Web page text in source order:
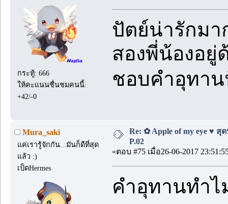
กระทู้: 666
ให้คะแนนชื่นชมคนนี้:
+42/-0
ปัตย์น่ารักม
สองพี่น้องอยู่
ชอบคำอุทา
Mura_saki
แค่เรารู้จักกัน...มันก็ดีที่สุด
แล้ว :)
เป็ดHermes
Re: ✿ Apple of my eye ♥
P.02
«ตอบ #75 เมื่อ26-06-2017
คำอุทานทำไ